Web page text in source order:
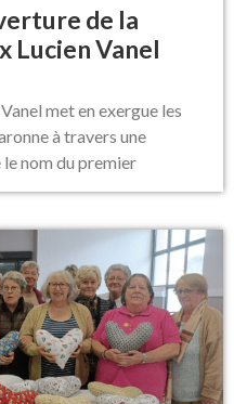
de la
Lucien Vanel
met en exergue les
à travers une
nom du premier